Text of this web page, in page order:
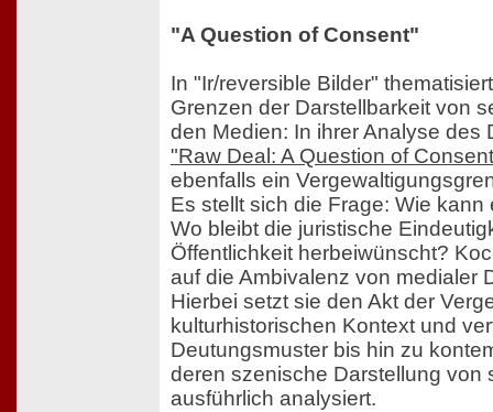
"A Question of Consent"
In "Ir/reversible Bilder"
Grenzen der Darstellbarkeit von
den Medien: In ihrer Analyse des
"Raw Deal: A Question of
ebenfalls ein
Es stellt sich die Frage: Wie
Wo bleibt die juristische
Öffentlichkeit herbeiwünscht?
auf die Ambivalenz von medialer
Hierbei setzt sie den Akt der
kulturhistorischen Kontext und
Deutungsmuster bis hin zu
deren szenische Darstellung von
ausführlich analysiert.